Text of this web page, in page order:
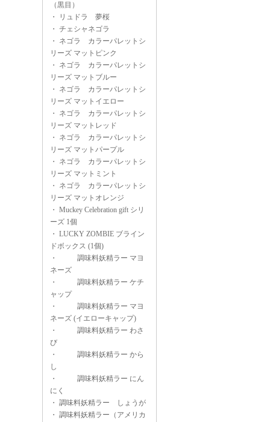
（黒目）
・
リュドラ 夢桜
・ チェシャネゴラ
・ ネゴラ カラーパレットシ
リーズ マットピンク
・ ネゴラ カラーパレットシ
リーズ マットブルー
・ ネゴラ カラーパレットシ
リーズ マットイエロー
・ ネゴラ カラーパレットシ
リーズ マットレッド
・ ネゴラ カラーパレットシ
リーズ マットパープル
・ ネゴラ カラーパレットシ
リーズ マットミント
・ ネゴラ カラーパレットシ
リーズ マットオレンジ
・ Muckey Celebration gift シリ
ーズ 1個
・ LUCKY ZOMBIE ブライン
ドボックス (1個)
・
調味料妖精ラー マヨ
ネーズ
・
調味料妖精ラー ケチ
ャップ
・
調味料妖精ラー マヨ
ネーズ (イエローキャップ)
・
調味料妖精ラー わさ
び
・
調味料妖精ラー から
し
・
調味料妖精ラー にん
にく
・ 調味料妖精ラー しょうが
・ 調味料妖精ラー（アメリカ